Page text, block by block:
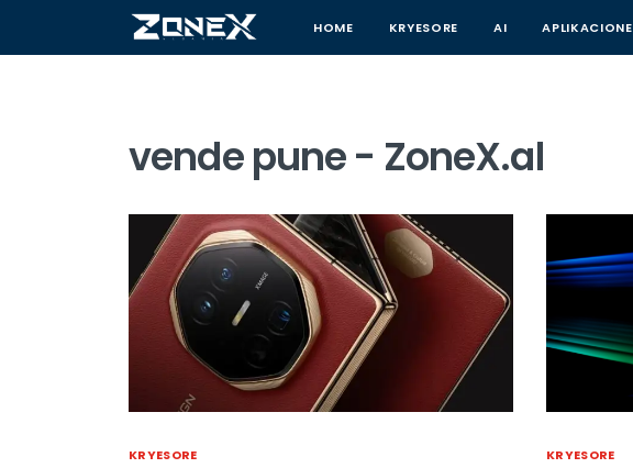
HOME KRYESORE AI APLIKACIONE
vende pune - ZoneX.al
KRYESORE KRYESORE